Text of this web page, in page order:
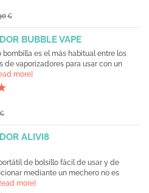
€
BUBBLE VAPE
bombilla es el más habitual entre los
de vaporizadores para usar con un
more]
€
ALIVI8
de bolsillo fácil de usar y de
mediante un mechero no es
more]